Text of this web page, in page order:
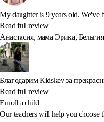
My daughter is 9 years old. We've
Read full review
Анастасия, мама Эрика, Бельгия
Благодарим Kidskey за
Read full review
Enroll a child
Our teachers will help you choose